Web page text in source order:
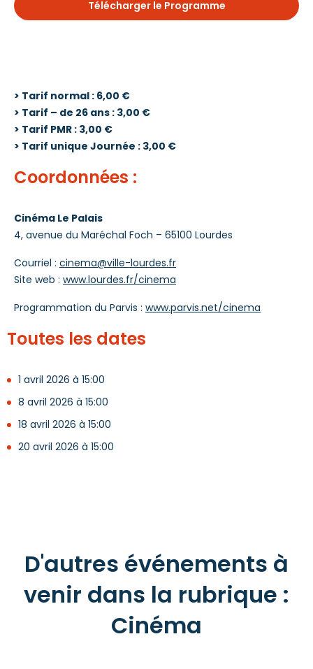
Télécharger le Programme
> Tarif normal : 6,00 €
> Tarif – de 26 ans : 3,00 €
> Tarif PMR : 3,00 €
> Tarif unique Journée : 3,00 €
Coordonnées :
Cinéma Le Palais
4, avenue du Maréchal Foch – 65100 Lourdes
Courriel : cinema@ville-lourdes.fr
Site web : www.lourdes.fr/cinema
Programmation du Parvis : www.parvis.net/cinema
Toutes les dates
1 avril 2026 à 15:00
8 avril 2026 à 15:00
18 avril 2026 à 15:00
20 avril 2026 à 15:00
D'autres événements à
venir dans la rubrique :
Cinéma